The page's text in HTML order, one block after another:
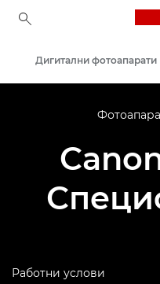
Дигитални фотоапарати
Работни услови